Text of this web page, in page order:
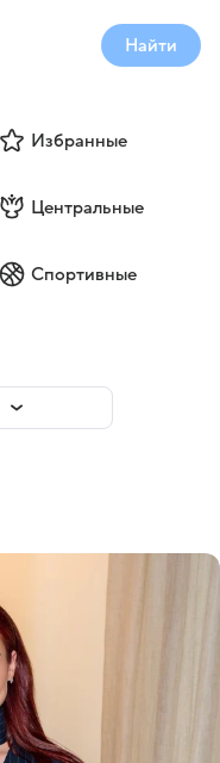
Найти
Избранные
Центральные
Спортивные